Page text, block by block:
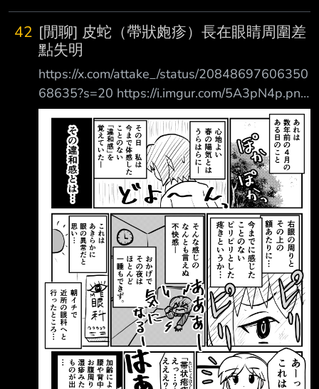
小林直人(39) J少尉(灰色的迷宮) 黑豹逹奧、草
原狼德拉姆(BEASTARS) 仙石綾芽(灰色：幻影
扳機) 大西沙織(34) 拉·芙利亞·立赫班(噬血狂襲)
村上繪美(人生) 菲雅娜·雷·奧地西亞(精靈使的劍
舞) 亞歷山大·蘇絲(東京七姐妹) 澤村·史賓瑟·英梨
梨(不起眼女主角培育法)
42 [閒聊] 皮蛇（帶狀皰疹）長在眼睛周圍差
點失明
https://x.com/attake_/status/20848697606350
68635?s=20 https://i.imgur.com/5A3pN4p.png
那是幾年前四月的一天。 在舒適的春日陽光下
—— 那天，我感受到了一種前所未有的「違和
感」。 那種違和感究竟是…… 右眼周圍和額頭附
近…… 有一種前所未有的刺痛感…… 那種難以言喻
的不適感—— 因為這樣，那一晚我幾乎徹夜難
眠。 （啊啊啊——好在意——） 這明顯是眼睛
出了問題…… 一早我就去了附近的眼科…… 眼科醫
生：啊——這是……「帶狀皰